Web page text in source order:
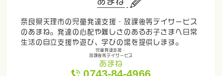
奈良県天理市の児童発達支援・放課後等デイサービス
のあまね。発達の心配や難しさのあるお子さまへ日常
生活の自立支援や遊び、学びの場を提供します。
児童発達支援・
放課後等デイサービス
あまね